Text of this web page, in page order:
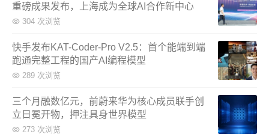
重磅成果发布，上海成为全球AI合作新中心
304 次浏览
快手发布KAT-Coder-Pro V2.5：首个能端到端
跑通完整工程的国产AI编程模型
289 次浏览
三个月融数亿元，前蔚来华为核心成员联手创
立日冕开物，押注具身世界模型
273 次浏览